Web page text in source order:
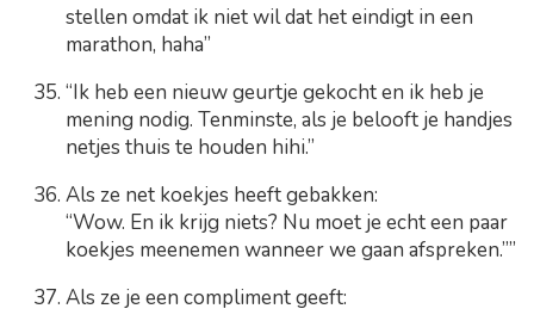
stellen omdat ik niet wil dat het eindigt in een
marathon, haha”
“Ik heb een nieuw geurtje gekocht en ik heb je
mening nodig. Tenminste, als je belooft je handjes
netjes thuis te houden hihi.”
Als ze net koekjes heeft gebakken:
“Wow. En ik krijg niets? Nu moet je echt een paar
koekjes meenemen wanneer we gaan afspreken.””
Als ze je een compliment geeft: